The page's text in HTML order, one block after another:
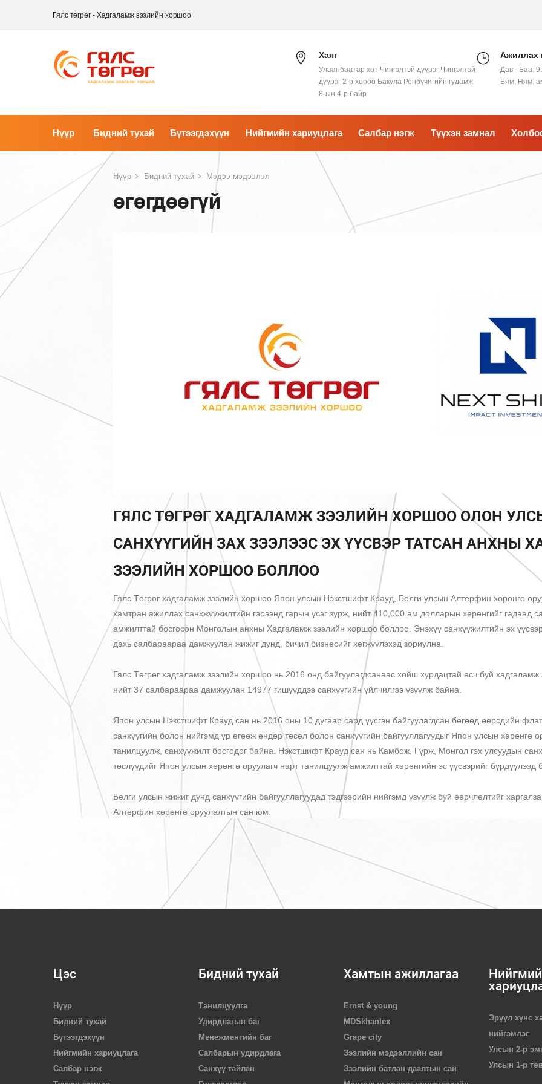
Гялс төгрөг - Хадгаламж зээлийн хоршоо
Ажиллах
Дав - Баа:
Бям, Ням:
Хаяг
Улаанбаатар хот Чингэлтэй дүүрэг Чингэлтэй
дүүрэг 2-р хороо Бакула Ренбүчигийн гудамж
8-ын 4-р байр
Нүүр Бидний тухай Бүтээгдэхүүн Нийгмийн хариуцлага Салбар нэгж Түүхэн замнал
Нүүр Бидний тухай Мэдээ мэдээлэл
өгөгдөөгүй
ГЯЛС ТӨГРӨГ ХАДГАЛАМЖ ЗЭЭЛИЙН ХОРШОО ОЛОН
САНХҮҮГИЙН ЗАХ ЗЭЭЛЭЭС ЭХ ҮҮСВЭР ТАТСАН АНХНЫ
ЗЭЭЛИЙН ХОРШОО БОЛЛОО
Гялс Төгрөг хадгаламж зээлийн хоршоо Япон улсын Нэкстшифт Крауд, Белги улсын Алтерфин хөрөнгө
хамтран ажиллах санхжүүжилтийн гэрээнд гарын үсэг зурж, нийт 410,000 ам.долларын хөрөнгийг гадаад
амжилттай босгосон Монголын анхны Хадгаламж зээлийн хоршоо боллоо. Энэхүү санхүүжилтийн эх
дахь салбараараа дамжуулан жижиг дунд, бичил бизнесийг хөгжүүлэхэд зориулна.
Гялс Төгрөг хадгаламж зээлийн хоршоо нь 2016 онд байгуулагдсанаас хойш хурдацтай өсч буй
нийт 37 салбараараа дамжуулан 14977 гишүүддээ санхүүгийн үйлчилгээ үзүүлж байна.
Япон улсын Нэкстшифт Крауд сан нь 2016 оны 10 дугаар сард үүсгэн байгуулагдсан бөгөөд өөрсдийн
санхүүгийн болон нийгэмд үр өгөөж өндөр төсөл болон санхүүгийн байгууллагуудыг Япон улсын хөрөнгө
танилцуулж, санхүүжилт босгодог байна. Нэкстшифт Крауд сан нь Камбож, Гүрж, Монгол гэх улсуудын
төслүүдийг Япон улсын хөрөнгө оруулагч нарт танилцуулж амжилттай хөрөнгийн эс үүсвэрийг бүрдүүлээд
Белги улсын жижиг дунд санхүүгийн байгууллагуудад тэдгээрийн нийгэмд үзүүлж буй өөрчлөлтийг
Алтерфин хөрөнгө оруулалтын сан юм.
Цэс
Нүүр
Бидний тухай
Бүтээгдэхүүн
Нийгмийн хариуцлага
Салбар нэгж
Бидний тухай
Танилцуулга
Удирдлагын баг
Менежментийн баг
Салбарын удирдлага
Санхүү тайлан
Хамтын ажиллагаа
Ernst & young
MDSkhanlex
Grape city
Зээлийн мэдээллийн сан
Зээлийн батлан даалтын сан
Эрүүл хүнс
нийгэмлэг
Улсын 2-р
Улсын 1-р